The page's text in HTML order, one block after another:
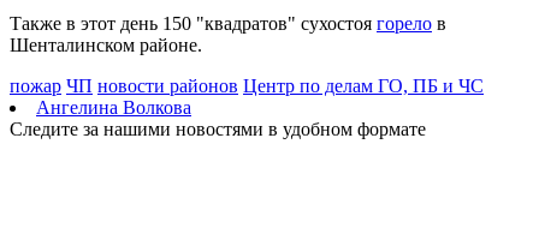
Есть погибшие: в Ставропольском районе столкнулись две
моторные лодки
Вячеслав Федорищев – в топ-3 губернаторов по количеству
подписчиков в "МАКСе"
08.08.2026 | 20:01
Также в этот день 150 "квадратов" сухостоя горело в
Шенталинском районе.
пожар ЧП новости районов Центр по делам ГО, ПБ и ЧС
Ангелина Волкова
Следите за нашими новостями в удобном формате